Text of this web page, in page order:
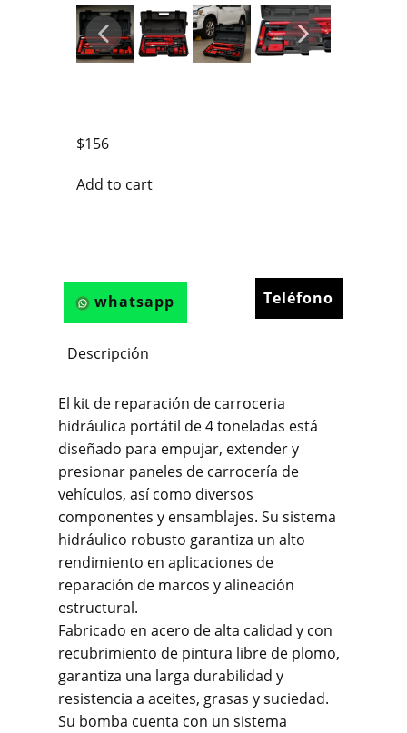
$156
Add to cart
whatsapp Teléfono
Descripción
El kit de reparación de carroceria
hidráulica portátil de 4 toneladas está
diseñado para empujar, extender y
presionar paneles de carrocería de
vehículos, así como diversos
componentes y ensamblajes. Su sistema
hidráulico robusto garantiza un alto
rendimiento en aplicaciones de
reparación de marcos y alineación
estructural.
Fabricado en acero de alta calidad y con
recubrimiento de pintura libre de plomo,
garantiza una larga durabilidad y
resistencia a aceites, grasas y suciedad.
Su bomba cuenta con un sistema